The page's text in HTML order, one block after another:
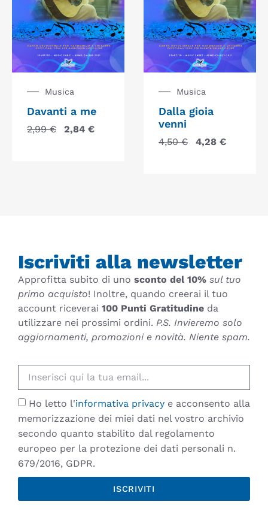
Musica
Davanti a me
2,99€ 2,84 €
Musica
Dalla gioia
venni
4,50€ 4,28 €
Iscriviti alla newsletter
Approfitta subito di uno sconto del 10% sul tuo
primo acquisto! Inoltre, quando creerai il tuo
account riceverai 100 Punti Gratitudine da
utilizzare nei prossimi ordini. P.S. Invieremo solo
aggiornamenti, promozioni e novità. Niente spam.
Ho letto l'informativa privacy e acconsento alla
memorizzazione dei miei dati nel vostro archivio
secondo quanto stabilito dal regolamento
europeo per la protezione dei dati personali n.
679/2016, GDPR.
ISCRIVITI